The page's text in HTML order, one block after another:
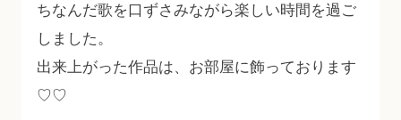
ちなんだ歌を口ずさみながら楽しい時間を過ご
しました。
出来上がった作品は、お部屋に飾っております
♡♡